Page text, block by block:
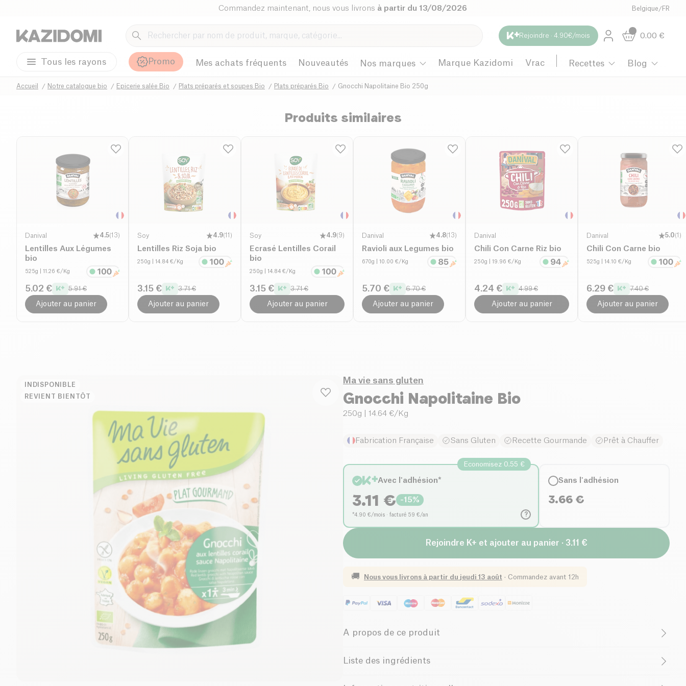
Commandez maintenant, nous vous livrons à partir du 13/08/2026 Belgique /FR
Rejoindre · 4.90€/mois 0.00 €
Tous les rayons Promo Mes achats fréquents Nouveautés Nos marques Marque Kazidomi Vrac Recettes Blog
Accueil Notre catalogue bio Epicerie salée Bio Plats préparés et soupes Bio Plats préparés Bio Gnocchi Napolitaine Bio 250g
Produits similaires
Danival 4.5(13)
Lentilles Aux Légumes
bio
525g | 11.26 €/Kg
5.02 € 5.91 €
Ajouter au panier
Soy 4.9(11 )
Lentilles Riz Soja bio
250g | 14.84 €/Kg
3.15 € 3.71 €
Ajouter au panier
Soy 4.9(9)
Ecrasé Lentilles Corail
bio
250g | 14.84 €/Kg
3.15 € 3.71 €
Ajouter au panier
Danival 4.8(13)
Ravioli aux Legumes bio
670g | 10.00 €/Kg
5.70 € 6.70 €
Ajouter au panier
Danival
Chili Con Carne Riz bio
250g | 19.96 €/Kg
4.24 € 4.99 €
Ajouter au panier
Danival 5.0(1 )
Chili Con Carne bio
525g | 14.10 €/Kg
6.29 € 7.40 €
Ajouter au panier
INDISPONIBLE
REVIENT BIENTÔT
Ma vie sans gluten
Gnocchi Napolitaine Bio
250g | 14.64 €/Kg
Fabrication Française Sans Gluten Recette Gourmande Prêt à Chauffer
?
Economisez 0.55 €
Avec l'adhésion*
3.11 € -15%
*4.90 €/mois · facturé 59 €/an
Sans l'adhésion
3.66 €
Rejoindre K+ et ajouter au panier · 3.11 €
🚚 Nous vous livrons à partir du jeudi 13 août · Commandez avant 12h
A propos de ce produit
Biologique Faible Teneur en Sucres
Liste des ingrédients